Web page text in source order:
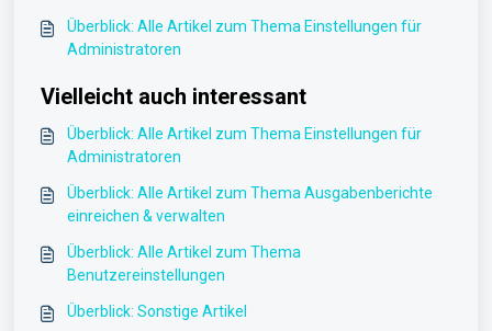
Überblick: Alle Artikel zum Thema Einstellungen für
Administratoren
Vielleicht auch interessant
Überblick: Alle Artikel zum Thema Einstellungen für
Administratoren
Überblick: Alle Artikel zum Thema Ausgabenberichte
einreichen & verwalten
Überblick: Alle Artikel zum Thema
Benutzereinstellungen
Überblick: Sonstige Artikel